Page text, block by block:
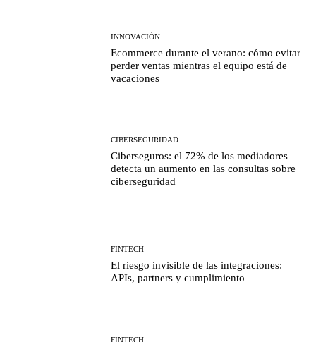
INNOVACIÓN
Ecommerce durante el verano: cómo evitar
perder ventas mientras el equipo está de
vacaciones
CIBERSEGURIDAD
Ciberseguros: el 72% de los mediadores
detecta un aumento en las consultas sobre
ciberseguridad
FINTECH
El riesgo invisible de las integraciones:
APIs, partners y cumplimiento
FINTECH